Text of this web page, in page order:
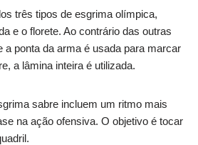
três tipos de esgrima olímpica,
e o florete. Ao contrário das outras
a ponta da arma é usada para marcar
a lâmina inteira é utilizada.
sabre incluem um ritmo mais
na ação ofensiva. O objetivo é tocar